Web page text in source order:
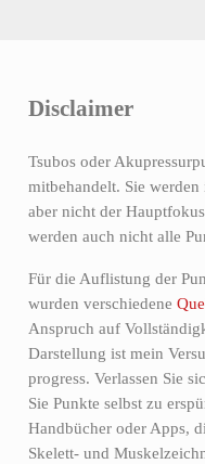
Disclaimer
Tsubos oder
mitbehandelt. Sie
aber nicht der
werden auch nicht alle
Für die Auflistung der
wurden verschiedene
Anspruch auf
Darstellung ist mein
progress. Verlassen Sie
Sie Punkte selbst zu
Handbücher oder Apps,
Skelett- und